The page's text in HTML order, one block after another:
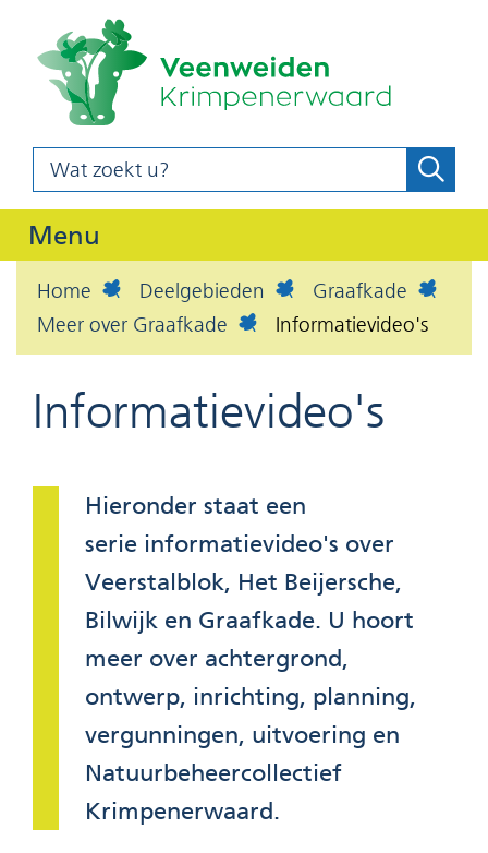
naar
de
o
Wat
zoekt
u?
Menu
Home Deelgebieden
Graafkade
Meer over Graafkade
Informatievideo's
Informatievideo's
Hieronder staat een
serie informatievideo's over
Veerstalblok, Het Beijersche,
Bilwijk en Graafkade. U hoort
meer over achtergrond,
ontwerp, inrichting, planning,
vergunningen, uitvoering en
Natuurbeheercollectief
Krimpenerwaard.